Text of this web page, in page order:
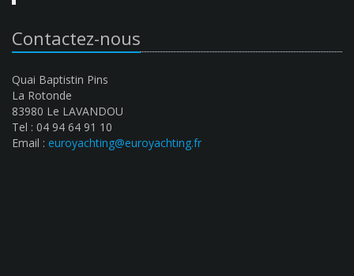
Contactez-nous
Quai Baptistin Pins
La Rotonde
83980 Le LAVANDOU
Tel : 04 94 64 91 10
Email : euroyachting@euroyachting.fr